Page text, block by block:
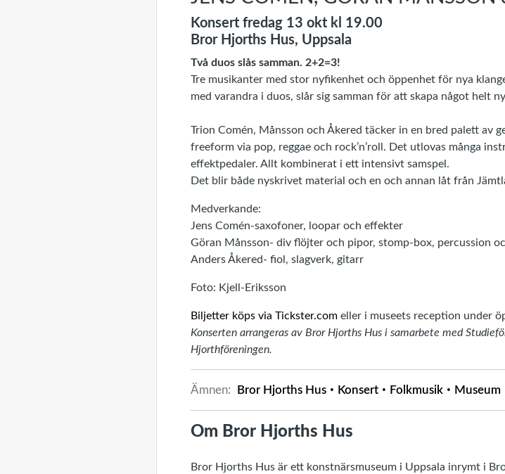
Konsert fredag 13 okt kl 19.00
Bror Hjorths Hus, Uppsala
Två duos slås samman. 2+2=3!
Tre musikanter med stor nyfikenhet och öppenhet för nya
med varandra i duos, slår sig samman för att skapa något helt
Trion Comén, Månsson och Åkered täcker in en bred palett av
freeform via pop, reggae och rock’n’roll. Det utlovas många
effektpedaler. Allt kombinerat i ett intensivt samspel.
Det blir både nyskrivet material och en och annan låt från
Medverkande:
Jens Comén-saxofoner, loopar och effekter
Göran Månsson- div flöjter och pipor, stomp-box, percussion
Anders Åkered- fiol, slagverk, gitarr
Foto: Kjell-Eriksson
Biljetter köps via Tickster.com eller i museets reception under
Konserten arrangeras av Bror Hjorths Hus i samarbete med
Hjorthföreningen.
Ämnen: Bror Hjorths Hus Konsert Folkmusik Museum
Om Bror Hjorths Hus
Bror Hjorths Hus är ett konstnärsmuseum i Uppsala inrymt i